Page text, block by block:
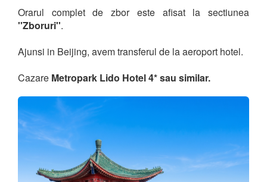
Orarul complet de zbor este afisat la sectiunea
''Zboruri''.
​​​​​​Ajunsi in Beijing, avem transferul de la aeroport hotel.
Cazare Metropark Lido Hotel 4* sau similar.